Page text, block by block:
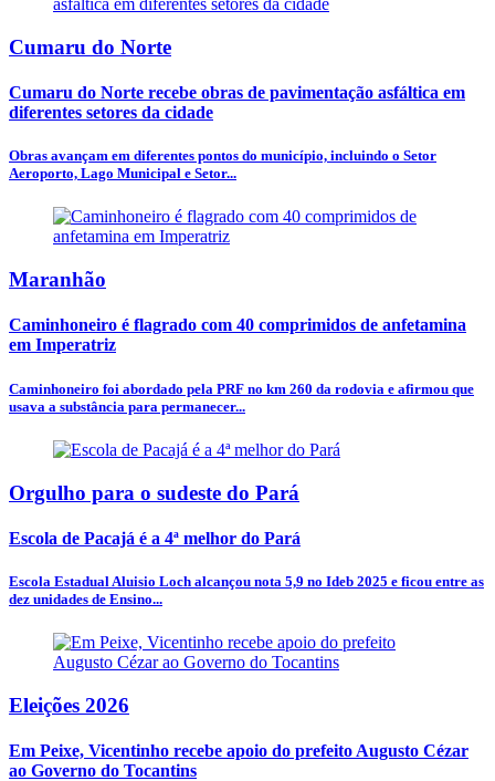
Cumaru do Norte
Cumaru do Norte recebe obras de pavimentação asfáltica em
diferentes setores da cidade
Obras avançam em diferentes pontos do município, incluindo o Setor
Aeroporto, Lago Municipal e Setor...
Maranhão
Caminhoneiro é flagrado com 40 comprimidos de anfetamina
em Imperatriz
Caminhoneiro foi abordado pela PRF no km 260 da rodovia e afirmou que
usava a substância para permanecer...
Orgulho para o sudeste do Pará
Escola de Pacajá é a 4ª melhor do Pará
Escola Estadual Aluisio Loch alcançou nota 5,9 no Ideb 2025 e ficou entre as
dez unidades de Ensino...
Eleições 2026
Em Peixe, Vicentinho recebe apoio do prefeito Augusto Cézar
ao Governo do Tocantins